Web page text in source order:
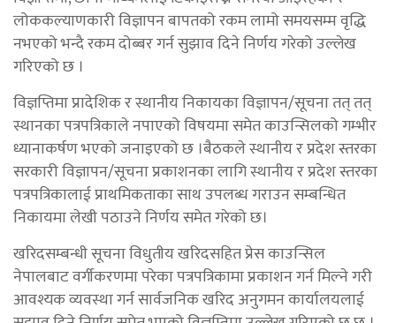
लोककल्याणकारी विज्ञापन बापतको रकम लामो समयसम्म वृद्धि
नभएको भन्दै रकम दोब्बर गर्न सुझाव दिने निर्णय गरेको उल्लेख
गरिएको छ ।
विज्ञप्तिमा प्रादेशिक र स्थानीय निकायका विज्ञापन/सूचना तत् तत्
स्थानका पत्रपत्रिकाले नपाएको विषयमा समेत काउन्सिलको गम्भीर
ध्यानाकर्षण भएको जनाइएको छ ।बैठकले स्थानीय र प्रदेश स्तरका
सरकारी विज्ञापन/सूचना प्रकाशनका लागि स्थानीय र प्रदेश स्तरका
पत्रपत्रिकालाई प्राथमिकताका साथ उपलब्ध गराउन सम्बन्धित
निकायमा लेखी पठाउने निर्णय समेत गरेको छ।
खरिदसम्बन्धी सूचना विधुतीय खरिदसहित प्रेस काउन्सिल
नेपालबाट वर्गीकरणमा परेका पत्रपत्रिकामा प्रकाशन गर्न मिल्ने गरी
आवश्यक व्यवस्था गर्न सार्वजनिक खरिद अनुगमन कार्यालयलाई